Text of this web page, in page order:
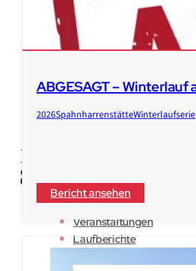
Veranstaltungen
Laufberichte
ABGESAGT – Winterlauf
2026SpahnharrenstätteWinterlaufserie
Bericht ansehen